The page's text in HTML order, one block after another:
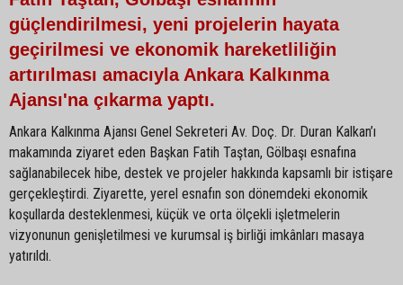
güçlendirilmesi, yeni projelerin hayata
geçirilmesi ve ekonomik hareketliliğin
artırılması amacıyla Ankara Kalkınma
Ajansı'na çıkarma yaptı.
Ankara Kalkınma Ajansı Genel Sekreteri Av. Doç. Dr. Duran Kalkan’ı
makamında ziyaret eden Başkan Fatih Taştan, Gölbaşı esnafına
sağlanabilecek hibe, destek ve projeler hakkında kapsamlı bir istişare
gerçekleştirdi. Ziyarette, yerel esnafın son dönemdeki ekonomik
koşullarda desteklenmesi, küçük ve orta ölçekli işletmelerin
vizyonunun genişletilmesi ve kurumsal iş birliği imkânları masaya
yatırıldı.